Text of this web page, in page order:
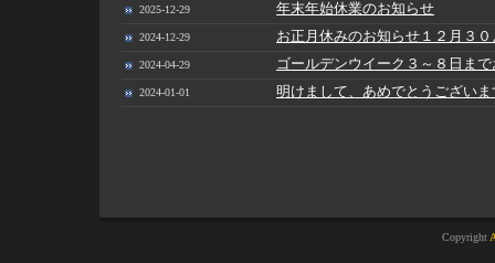
2025-12-29 年末年始休業のお知らせ
2024-12-29 お正月休みのお知らせ１２月３
2024-04-29 ゴールデンウイーク３～８日ま
2024-01-01 明けまして、あめでとうござい
Copyright